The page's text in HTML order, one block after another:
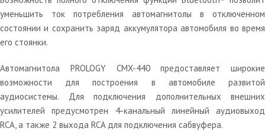
уменьшить ток потребления автомагнитолы в отключенном
состоянии и сохранить заряд аккумулятора автомобиля во время
его стоянки.
Автомагнитола PROLOGY CMX-440 предоставляет широкие
возможности для построения в автомобиле развитой
аудиосистемы. Для подключения дополнительных внешних
усилителей предусмотрен 4-канальный линейный аудиовыход
RCA, а также 2 выхода RCA для подключения сабвуфера.